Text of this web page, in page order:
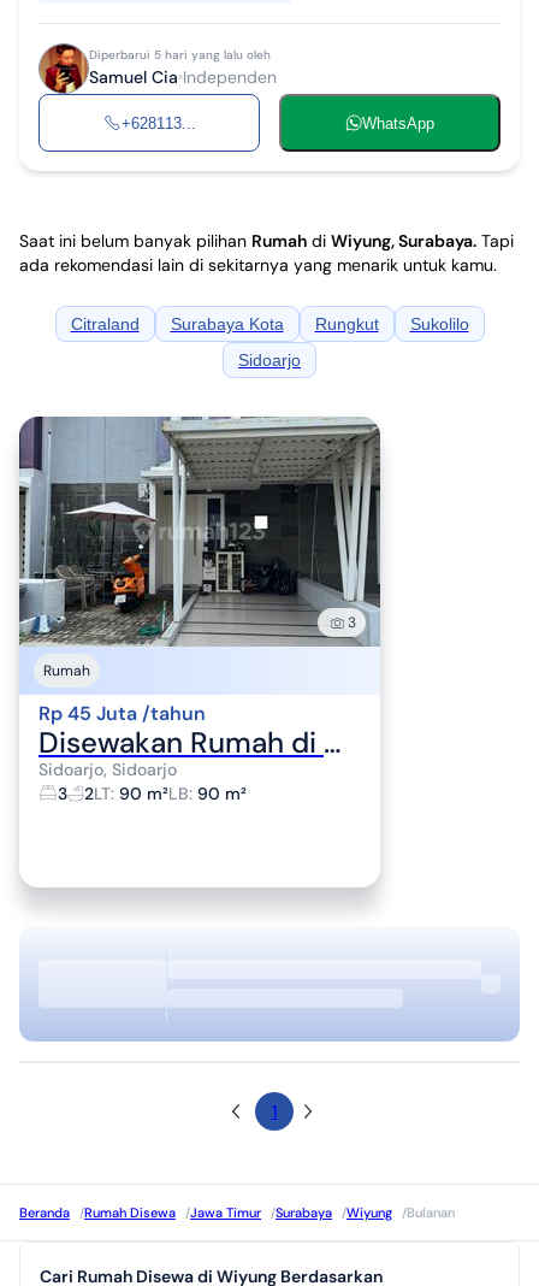
Diperbarui 5 hari yang lalu oleh
Samuel Cia Independen
+628113... WhatsApp
Saat ini belum banyak pilihan Rumah di Wiyung, Surabaya. Tapi
ada rekomendasi lain di sekitarnya yang menarik untuk kamu.
Citraland Surabaya Kota Rungkut
Sukolilo
Sidoarjo
3
Rumah
Rp 45 Juta /tahun
Disewakan Rumah di Citra Garden Masuk Cluster di Sidoarjo Kota
Sidoarjo, Sidoarjo
3
2LT: 90 m²LB: 90 m²
1
Beranda /Rumah Disewa /Jawa Timur /Surabaya /Wiyung /Bulanan
Cari Rumah Disewa di Wiyung Berdasarkan